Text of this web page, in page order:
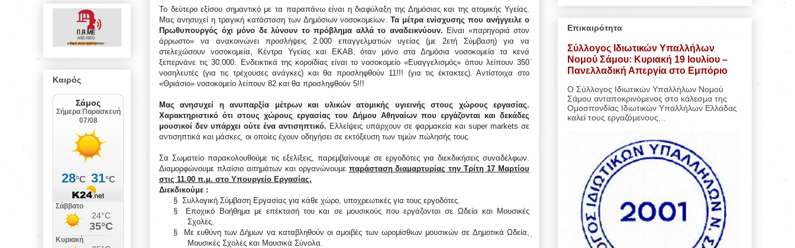
Το δεύτερο εξίσου σημαντικό με τα παραπάνω είναι η διαφύλαξη της Δημόσιας και της ατομικής Υγείας.
Μας ανησυχεί η τραγική κατάσταση των Δημόσιων νοσοκομείων.Τα μέτρα ενίσχυσης που ανήγγειλε ο
Πρωθυπουργός όχι μόνο δε λύνουν το πρόβλημα αλλά το αναδεικνύουν. Είναι «παρηγοριά στον
άρρωστο» να ανακοινώνει προσλήψεις 2.000 επαγγελματιών υγείας (με 2ετή Σύμβαση) για να
στελεχώσουν νοσοκομεία, Κέντρα Υγείας και ΕΚΑΒ, όταν μόνο στα Δημόσια νοσοκομεία τα κενά
ξεπερνάνε τις 30.000. Ενδεικτικά της κοροϊδίας είναι το νοσοκομείο «Ευαγγελισμός» όπου λείπουν 350
νοσηλευτές (για τις τρέχουσες ανάγκες) και θα προσληφθούν 11!!! (για τις έκτακτες). Αντίστοιχα στο
«Θριάσιο» νοσοκομείο λείπουν 82 και θα προσληφθούν 5!!!
Μας ανησυχεί η ανυπαρξία μέτρων και υλικών ατομικής υγιεινής στους χώρους εργασίας.
Χαρακτηριστικό ότι στους χώρους εργασίας του Δήμου Αθηναίων που εργάζονται και δεκάδες
μουσικοί δεν υπάρχει ούτε ένα αντισηπτικό. Ελλείψεις υπάρχουν σε φαρμακεία και super markets σε
αντισηπτικά και μάσκες, οι οποίες έχουν οδηγήσει σε εκτόξευση των τιμών πώλησής τους.
Σα Σωματείο παρακολουθούμε τις εξελίξεις, παρεμβαίνουμε σε εργοδότες για διεκδικήσεις συναδέλφων.
Διαμορφώνουμε πλαίσιο αιτημάτων και οργανώνουμε παράσταση διαμαρτυρίας την Τρίτη 17 Μαρτίου
στις 11.00 π.μ. στο Υπουργείο Εργασίας.
Διεκδικούμε :
§ Συλλογική Σύμβαση Εργασίας για κάθε χώρο, υποχρεωτικές για τους εργοδότες.
§
Εποχικό Βοήθημα με επέκτασή του και σε μουσικούς που εργάζονται σε Ωδεία και Μουσικές
Σχολές.
§
Με ευθύνη των Δήμων να καταβληθούν οι αμοιβές των ωρομίσθιων μουσικών σε Δημοτικά Ωδεία,
Μουσικές Σχολές και Μουσικά Σύνολα.
Καιρός
Επικαιρότητα
Σύλλογος Ιδιωτικών Υπαλλήλων
Νομού Σάμου: Κυριακή 19 Ιουλίου –
Πανελλαδική Απεργία στο Εμπόριο
Ο Σύλλογος Ιδιωτικών Υπαλλήλων Νομού
Σάμου ανταποκρινόμενος στο κάλεσμα της
Ομοσπονδίας Ιδιωτικών Υπαλλήλων Ελλάδας
καλεί τους εργαζόμενους...